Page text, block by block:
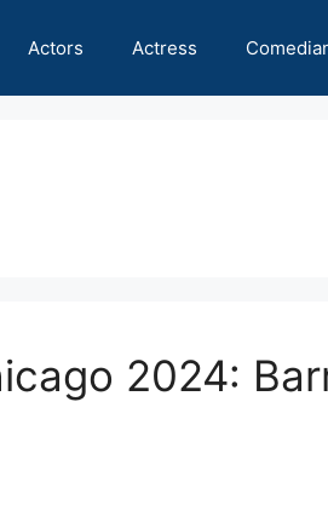
Actors Actress
2024: